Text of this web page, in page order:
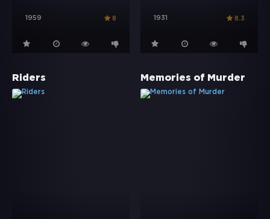
1959 8 1931 8.3
Riders Memories of Murder